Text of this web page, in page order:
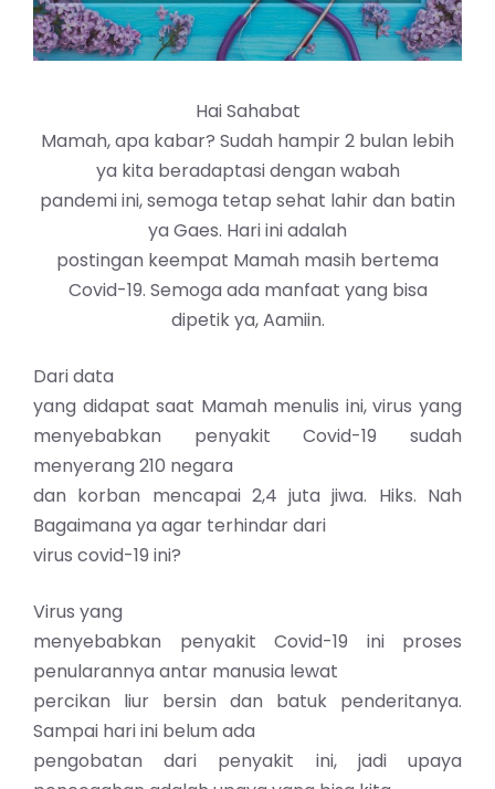
Hai Sahabat
Mamah, apa kabar? Sudah hampir 2 bulan lebih
ya kita beradaptasi dengan wabah
pandemi ini, semoga tetap sehat lahir dan batin
ya Gaes. Hari ini adalah
postingan keempat Mamah masih bertema
Covid-19. Semoga ada manfaat yang bisa
dipetik ya, Aamiin.
Dari data
yang didapat saat Mamah menulis ini, virus yang
menyebabkan penyakit Covid-19 sudah
menyerang 210 negara
dan korban mencapai 2,4 juta jiwa. Hiks. Nah
Bagaimana ya agar terhindar dari
virus covid-19 ini?
Virus yang
menyebabkan penyakit Covid-19 ini proses
penularannya antar manusia lewat
percikan liur bersin dan batuk penderitanya.
Sampai hari ini belum ada
pengobatan dari penyakit ini, jadi upaya